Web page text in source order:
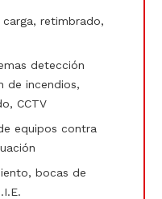
retimbrado,
detección
de incendios,
CCTV
equipos contra
bocas de